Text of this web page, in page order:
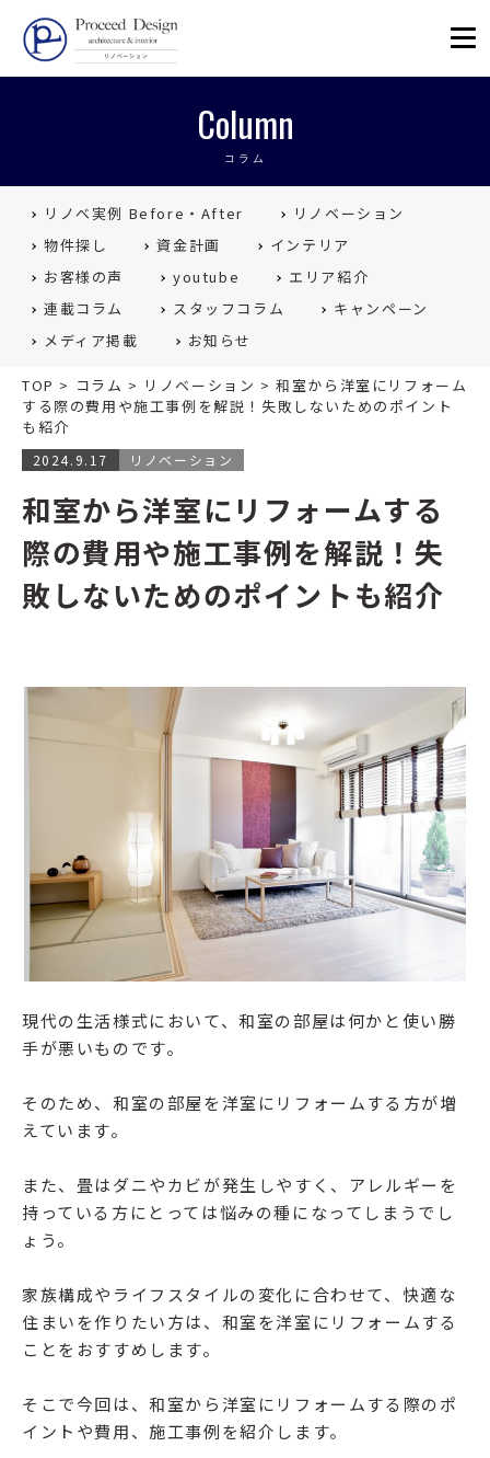
リノベーションを福岡で。
Column
コラム
リノベ実例 Before・After
リノベーション
物件探し
資金計画
インテリア
お客様の声
youtube
エリア紹介
連載コラム
スタッフコラム
キャンペーン
メディア掲載
お知らせ
TOP > コラム > リノベーション >和室から洋室にリフォーム
する際の費用や施工事例を解説！失敗しないためのポイント
も紹介
2024.9.17 リノベーション
和室から洋室にリフォームする
際の費用や施工事例を解説！失
敗しないためのポイントも紹介
現代の生活様式において、和室の部屋は何かと使い勝
手が悪いものです。
そのため、和室の部屋を洋室にリフォームする方が増
えています。
また、畳はダニやカビが発生しやすく、アレルギーを
持っている方にとっては悩みの種になってしまうでし
ょう。
家族構成やライフスタイルの変化に合わせて、快適な
住まいを作りたい方は、和室を洋室にリフォームする
ことをおすすめします。
そこで今回は、和室から洋室にリフォームする際のポ
イントや費用、施工事例を紹介します。